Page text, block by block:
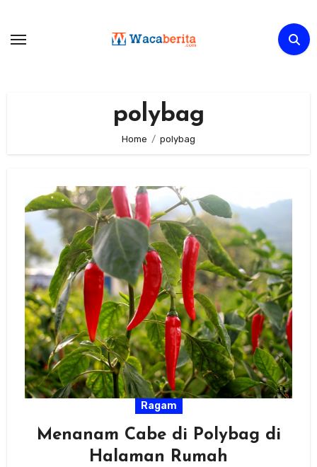
content
polybag
Home polybag
Ragam
Menanam Cabe di Polybag di
Halaman Rumah